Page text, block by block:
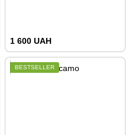
1 600 UAH
BESTSELLER